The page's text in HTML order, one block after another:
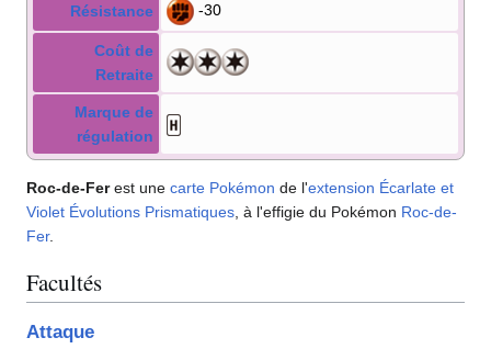
Résistance -30
Coût de
Retraite
Marque de
régulation
Roc-de-Ferest une carte Pokémon de l'extension Écarlate et
Violet Évolutions Prismatiques , à l'effigie du Pokémon Roc-de-
Fer.
Facultés
Attaque